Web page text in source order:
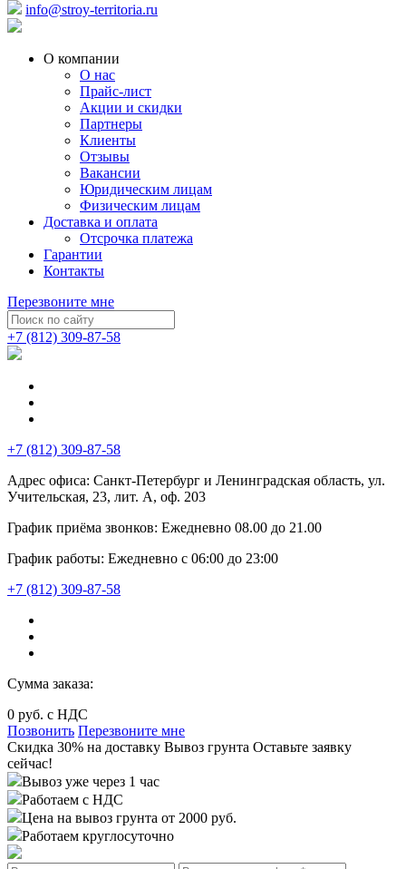
info@stroy-territoria.ru
О компании
О нас
Прайс-лист
Акции и скидки
Партнеры
Клиенты
Отзывы
Вакансии
Юридическим лицам
Физическим лицам
Доставка и оплата
Отсрочка платежа
Гарантии
Контакты
Перезвоните мне
+7 (812) 309-87-58
+7 (812) 309-87-58
Адрес офиса: Санкт-Петербург и Ленинградская область, ул.
Учительская, 23, лит. А, оф. 203
График приёма звонков: Ежедневно 08.00 до 21.00
График работы: Ежедневно с 06:00 до 23:00
+7 (812) 309-87-58
Сумма заказа:
0 руб. с НДС
Позвонить Перезвоните мне
Cкидка 30% на доставку Вывоз грунта Оставьте заявку
сейчас!
Вывоз уже через 1 час
Работаем с НДС
Цена на вывоз грунта от 2000 руб.
Работаем круглосуточно